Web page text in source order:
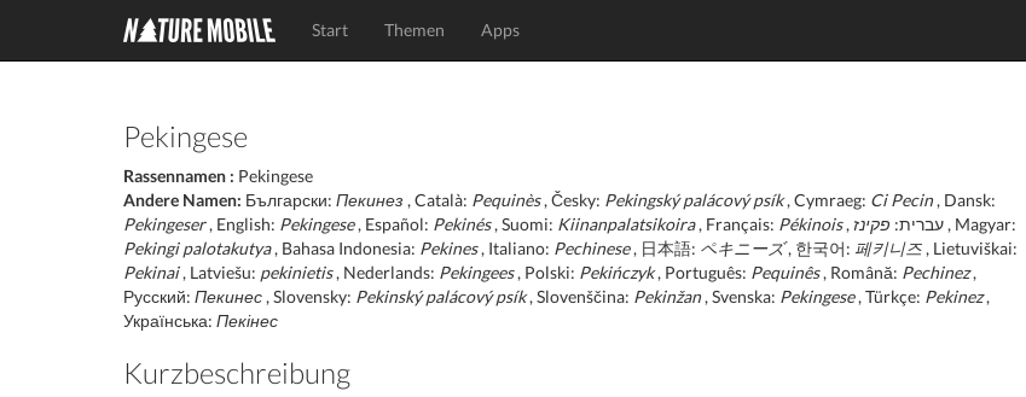
Start Themen Apps
Pekingese
Rassennamen : Pekingese
Andere Namen: Български: Пекинез , Català: Pequinès, Česky: Pekingský palácový psík, Cymraeg: Ci Pecin, Dansk:
Pekingeser, English: Pekingese, Español: Pekinés, Suomi: Kiinanpalatsikoira, Français: Pékinois , עברית: פקינז
, Magyar:
Pekingi palotakutya, Bahasa Indonesia: Pekines, Italiano: Pechinese, 日本語: ペキニーズ, 한국어: 페키니즈 , Lietuviškai:
Pekinai, Latviešu: pekinietis, Nederlands: Pekingees, Polski: Pekińczyk, Português: Pequinês, Română: Pechinez,
Русский: Пекинес , Slovensky: Pekinský palácový psík, Slovenščina: Pekinžan, Svenska: Pekingese, Türkçe: Pekinez,
Українська: Пекінес
Kurzbeschreibung